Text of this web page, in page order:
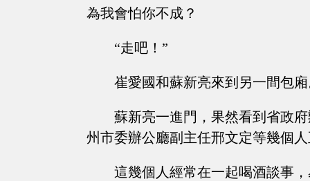
為我會怕你不成？
“走吧！”
崔愛國和蘇新亮來到另一間包
蘇新亮一進門，果然看到省政
州市委辦公廳副主任邢文定等幾個
這幾個人經常在一起喝酒談事